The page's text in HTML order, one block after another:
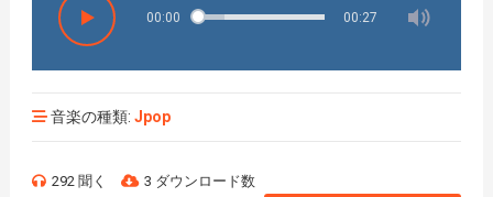
00:00 00:27
音楽の種類: Jpop
292 聞く 3 ダウンロード数